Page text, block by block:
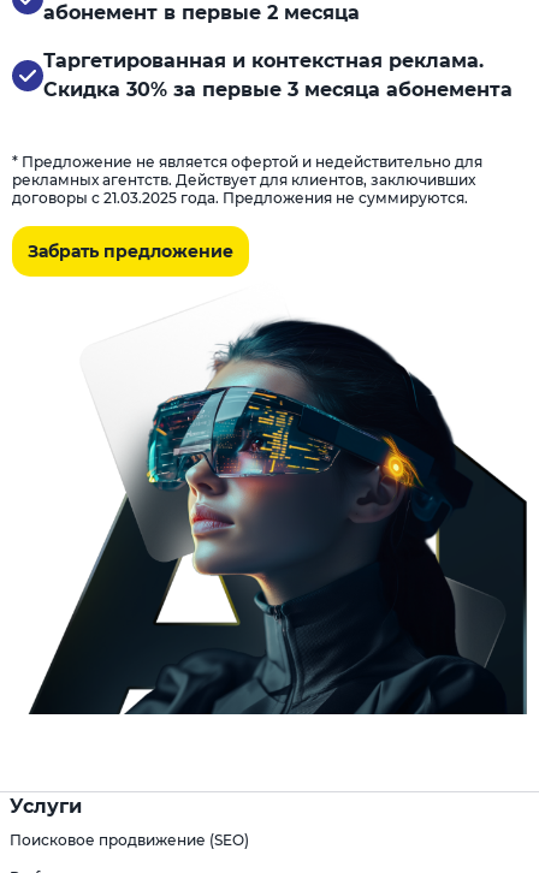
абонемент в первые 2 месяца
Таргетированная и контекстная реклама.
Скидка 30% за первые 3 месяца абонемента
* Предложение не является офертой и недействительно для
рекламных агентств. Действует для клиентов, заключивших
договоры с 21.03.2025 года. Предложения не суммируются.
Забрать предложение
Услуги
Поисковое продвижение (SEO)